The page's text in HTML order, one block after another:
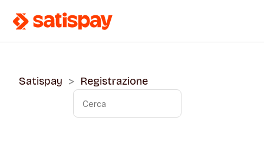
Satispay Registrazione